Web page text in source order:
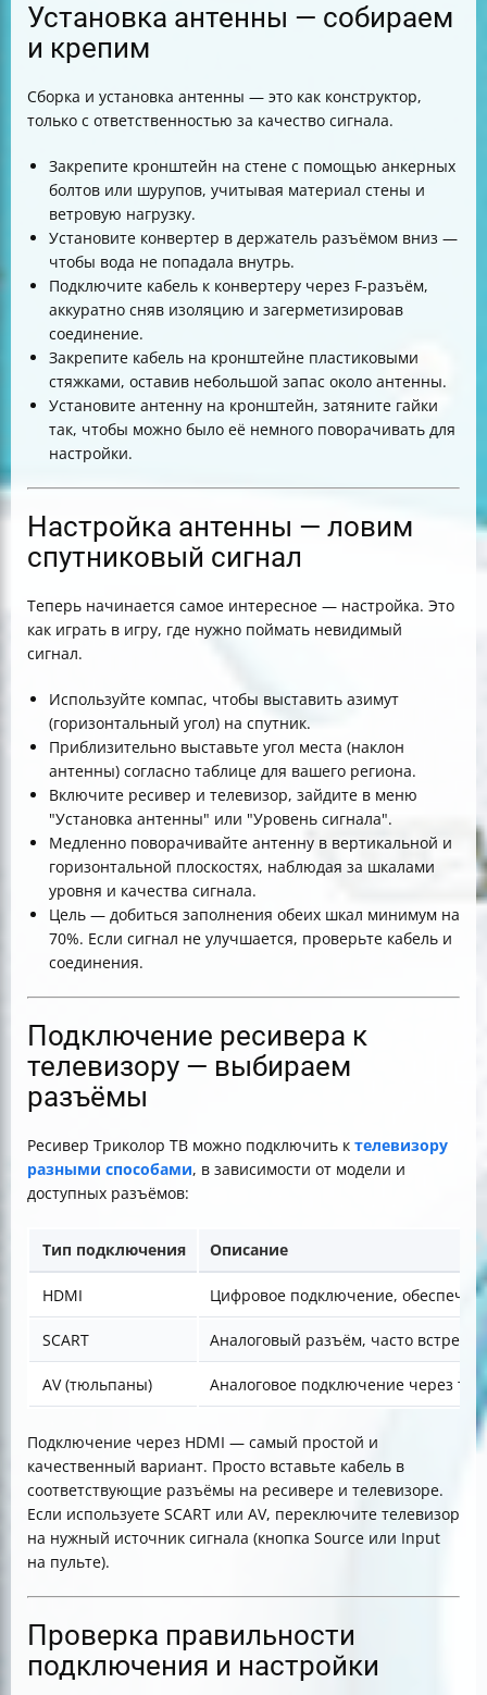
Установка антенны — собираем
и крепим
Сборка и установка антенны — это как конструктор,
только с ответственностью за качество сигнала.
Закрепите кронштейн на стене с помощью анкерных
болтов или шурупов, учитывая материал стены и
ветровую нагрузку.
Установите конвертер в держатель разъёмом вниз —
чтобы вода не попадала внутрь.
Подключите кабель к конвертеру через F-разъём,
аккуратно сняв изоляцию и загерметизировав
соединение.
Закрепите кабель на кронштейне пластиковыми
стяжками, оставив небольшой запас около антенны.
Установите антенну на кронштейн, затяните гайки
так, чтобы можно было её немного поворачивать для
настройки.
Настройка антенны — ловим
спутниковый сигнал
Теперь начинается самое интересное — настройка. Это
как играть в игру, где нужно поймать невидимый
сигнал.
Используйте компас, чтобы выставить азимут
(горизонтальный угол) на спутник.
Приблизительно выставьте угол места (наклон
антенны) согласно таблице для вашего региона.
Включите ресивер и телевизор, зайдите в меню
"Установка антенны" или "Уровень сигнала".
Медленно поворачивайте антенну в вертикальной и
горизонтальной плоскостях, наблюдая за шкалами
уровня и качества сигнала.
Цель — добиться заполнения обеих шкал минимум на
70%. Если сигнал не улучшается, проверьте кабель и
соединения.
Подключение ресивера к
телевизору — выбираем
разъёмы
Ресивер Триколор ТВ можно подключить к телевизору
разными способами, в зависимости от модели и
доступных разъёмов:
Тип подключения Описание
HDMI Цифровое подключение,
SCART Аналоговый разъём, часто
AV (тюльпаны) Аналоговое подключение через
Подключение через HDMI — самый простой и
качественный вариант. Просто вставьте кабель в
соответствующие разъёмы на ресивере и телевизоре.
Если используете SCART или AV, переключите телевизор
на нужный источник сигнала (кнопка Source или Input
на пульте).
Проверка правильности
подключения и настройки